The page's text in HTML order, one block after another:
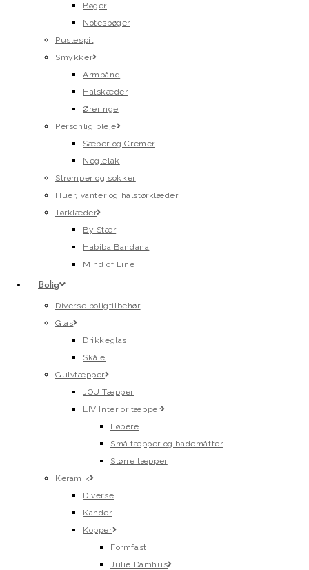
Bøger
Notesbøger
Puslespil
Smykker
Armbånd
Halskæder
Øreringe
Personlig pleje
Sæber og Cremer
Neglelak
Strømper og sokker
Huer, vanter og halstørklæder
Tørklæder
By Stær
Habiba Bandana
Mind of Line
Bolig
Diverse boligtilbehør
Glas
Drikkeglas
Skåle
Gulvtæpper
JOU Tæpper
LIV Interior tæpper
Løbere
Små tæpper og bademåtter
Større tæpper
Keramik
Diverse
Kander
Kopper
Formfast
Julie Damhus